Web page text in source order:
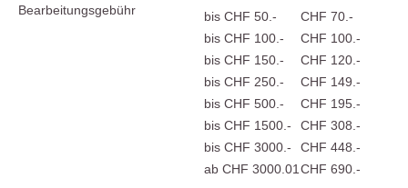
Bearbeitungsgebühr
bis CHF 50.-
CHF 70.-
bis CHF 100.-
CHF 100.-
bis CHF 150.-
CHF 120.-
bis CHF 250.-
CHF 149.-
bis CHF 500.-
CHF 195.-
bis CHF 1500.-
CHF 308.-
bis CHF 3000.-
CHF 448.-
ab CHF 3000.01 CHF 690.-